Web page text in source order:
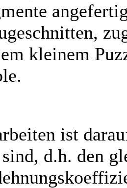
kleinem
ist
d.h. den